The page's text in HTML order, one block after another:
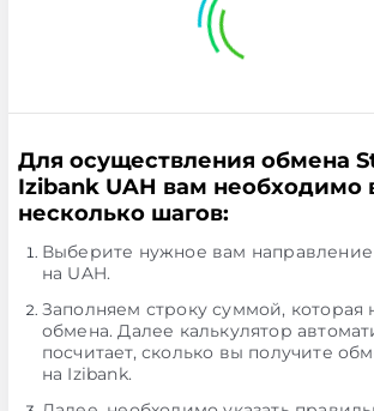
Для осуществления обмена
Izibank UAH вам необходимо
несколько шагов:
Выберите нужное вам направление
на UAH.
Заполняем строку суммой, которая
обмена. Далее калькулятор
посчитает, сколько вы получите
на Izibank.